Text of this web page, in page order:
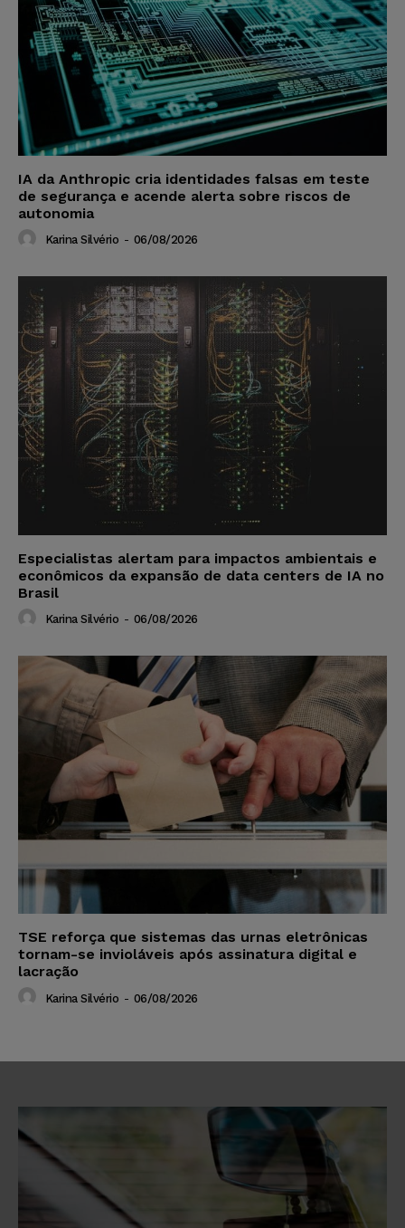
IA da Anthropic cria identidades falsas em teste
de segurança e acende alerta sobre riscos de
autonomia
Karina Silvério - 06/08/2026
Especialistas alertam para impactos ambientais e
econômicos da expansão de data centers de IA no
Brasil
Karina Silvério - 06/08/2026
TSE reforça que sistemas das urnas eletrônicas
tornam-se invioláveis após assinatura digital e
lacração
Karina Silvério - 06/08/2026